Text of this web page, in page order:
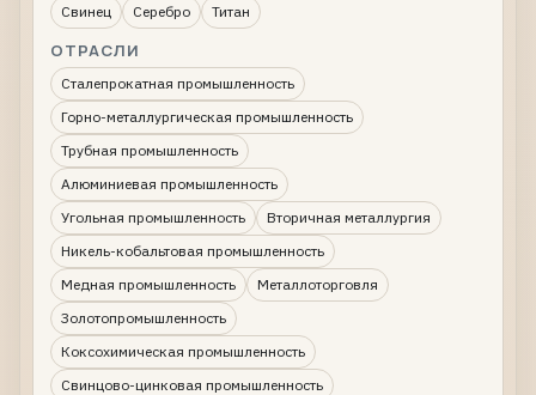
Свинец
Серебро Титан
ОТРАСЛИ
Сталепрокатная промышленность
Горно-металлургическая промышленность
Трубная промышленность
Алюминиевая промышленность
Угольная промышленность
Вторичная металлургия
Никель-кобальтовая промышленность
Медная промышленность
Металлоторговля
Золотопромышленность
Коксохимическая промышленность
Свинцово-цинковая промышленность